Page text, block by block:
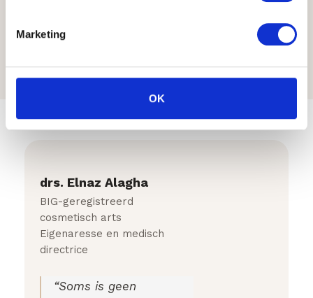
Marketing
OK
vorübergehend und klingen mit der
drs. Elnaz Alagha
BIG-geregistreerd
cosmetisch arts
Eigenaresse en medisch
directrice
“Soms is geen